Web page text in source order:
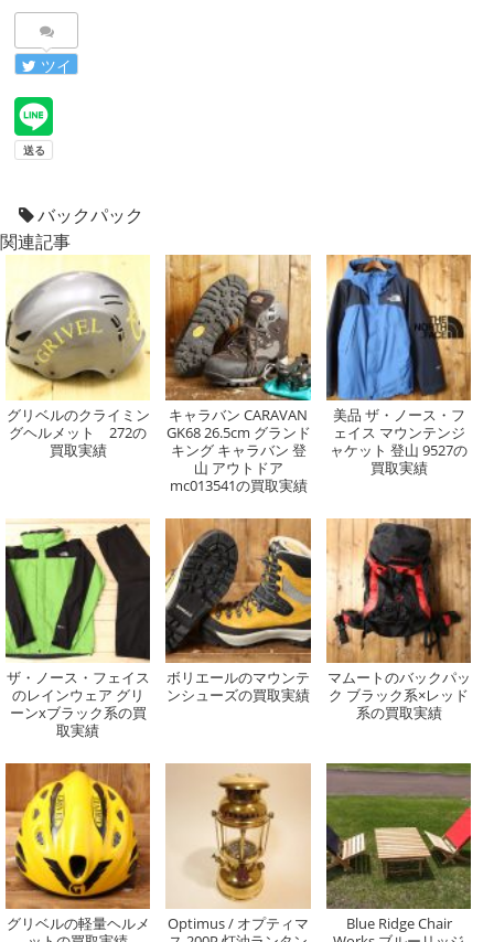
ツイ
バックパック
関連記事
グリベルのクライミン
グヘルメット 272の
買取実績
キャラバン CARAVAN
GK68 26.5cm グランド
キング キャラバン 登
山 アウトドア
mc013541の買取実績
美品 ザ・ノース・フ
ェイス マウンテンジ
ャケット 登山 9527の
買取実績
ザ・ノース・フェイス
のレインウェア グリ
ーンxブラック系の買
取実績
ボリエールのマウンテ
ンシューズの買取実績
マムートのバックパッ
ク ブラック系×レッド
系の買取実績
グリベルの軽量ヘルメ
Optimus / オプティマ
Blue Ridge Chair